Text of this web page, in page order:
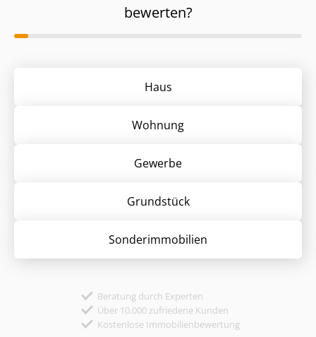
bewerten?
Haus
Wohnung
Gewerbe
Grund­stück
Sonder­immobilien
Beratung durch Experten
Über 10.000 zufriedene Kunden
Kostenlose Immobilienbewertung